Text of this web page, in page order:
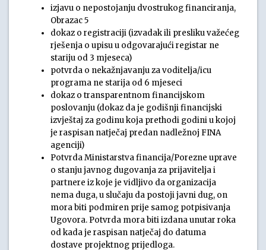
izjavu o nepostojanju dvostrukog financiranja,
Obrazac 5
dokaz o registraciji (izvadak ili presliku važećeg
rješenja o upisu u odgovarajući registar ne
stariju od 3 mjeseca)
potvrda o nekažnjavanju za voditelja/icu
programa ne starija od 6 mjeseci
dokaz o transparentnom financijskom
poslovanju (dokaz da je godišnji financijski
izvještaj za godinu koja prethodi godini u kojoj
je raspisan natječaj predan nadležnoj FINA
agenciji)
Potvrda Ministarstva financija/Porezne uprave
o stanju javnog dugovanja za prijavitelja i
partnere iz koje je vidljivo da organizacija
nema duga, u slučaju da postoji javni dug, on
mora biti podmiren prije samog potpisivanja
Ugovora. Potvrda mora biti izdana unutar roka
od kada je raspisan natječaj do datuma
dostave projektnog prijedloga.